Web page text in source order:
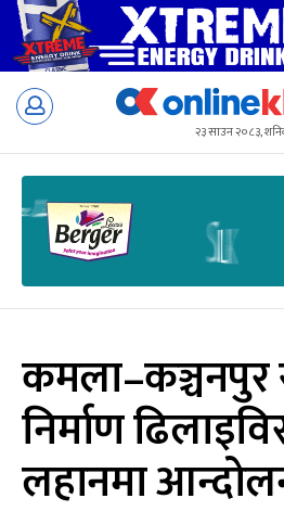
Skip
२३ साउन २०८३,
निर्माण
लहानमा